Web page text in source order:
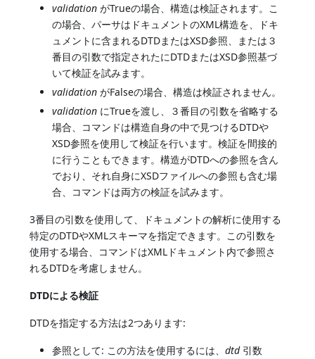
validation がTrueの場合、構造は検証されます。こ
の場合、パーサはドキュメントのXML構造を、ドキ
ュメントに含まれるDTDまたはXSD参照、または３
番目の引数で指定されたにDTDまたはXSD参照基づ
いて検証を試みます。
validation がFalseの場合、構造は検証されません。
validation にTrueを渡し、３番目の引数を省略する
場合、コマンドは構造自身の中で見つけるDTDや
XSD参照を使用して検証を行います。検証を間接的
に行うこともできます。構造がDTDへの参照を含ん
でおり、それ自身にXSDファイルへの参照も含む場
合、コマンドは両方の検証を試みます。
3番目の引数を使用して、ドキュメントの解析に使用する
特定のDTDやXMLスキーマを指定できます。この引数を
使用する場合、コマンドはXMLドキュメント内で参照さ
れるDTDを考慮しません。
DTDによる検証
DTDを指定する方法は2つあります:
参照として: この方法を使用するには、dtd引数